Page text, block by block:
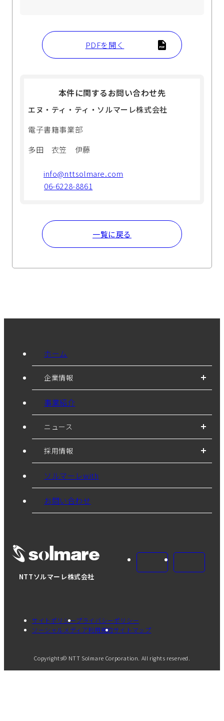
PDFを開く
本件に関するお問い合わせ先
エヌ・ティ・ティ・ソルマーレ株式会社
電子書籍事業部
多田 衣笠 伊藤
info@nttsolmare.com
06-6228-8861
一覧に戻る
NTTソルマーレ株式会社
ホーム
企業情報
事業紹介
ニュース
採用情報
ソルマーレwith
お問い合わせ
サイトポリシープライバシーポリシー
ソーシャルメディア利用規約サイトマップ
Copyrights© NTT Solmare Corporation. All rights reserved.